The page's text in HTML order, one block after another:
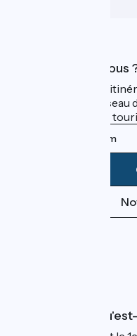
Qui sommes-nous
ViaRhôna est un
promu par un
leurs institutions
Instagram
Accueil Vélo